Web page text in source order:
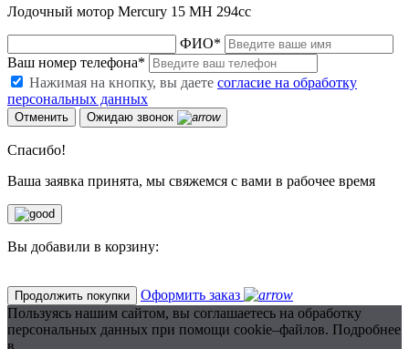
Лодочный мотор Mercury 15 MН 294сс
ФИО*
Ваш номер телефона*
Нажимая на кнопку, вы даете согласие на обработку
персональных данных
Отменить Ожидаю звонок
Спасибо!
Ваша заявка принята, мы свяжемся с вами в рабочее время
Вы добавили в корзину:
Продолжить покупки
Оформить заказ
Пользуясь нашим сайтом, вы соглашаетесь на обработку
персональных данных при помощи cookie–файлов. Подробнее